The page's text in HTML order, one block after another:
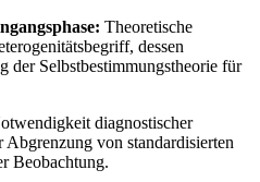
Theoretische
dessen
der Selbstbestimmungstheorie für
diagnostischer
von standardisierten
Beobachtung.